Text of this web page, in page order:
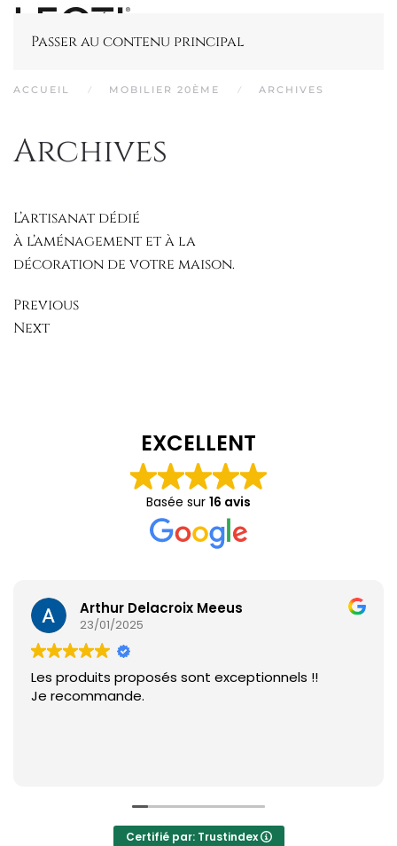
Passer au contenu principal
ACCUEIL MOBILIER 20ÈME ARCHIVES
Archives
L’artisanat dédié
à l’aménagement et à la
décoration de votre maison.
Previous
Next
EXCELLENT
Basée sur 16 avis
Arthur Delacroix Meeus
23/01/2025
Les produits proposés sont exceptionnels !!
Je recommande.
Certifié par: Trustindex